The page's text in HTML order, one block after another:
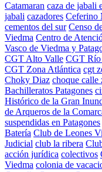
Catamaran caza de jabali
jabali cazadores Ceferino
cementos del sur Censo
Viedma Centro de
Vasco de Viedma y
CGT Alto Valle CGT Río
CGT Zona Atlántica cgt
Choky Diaz choque calle
Bachilleratos Patagones
Histórico de la Gran
de Arqueros de la
suspendidas en Patagones
Batería Club de Leones
Judicial club la ribera
acción jurídica colectivos
Viedma colonia de